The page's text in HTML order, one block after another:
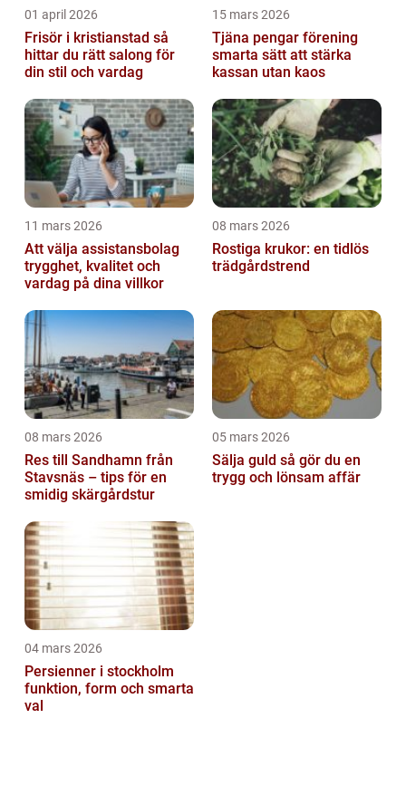
01 april 2026
Frisör i kristianstad så
hittar du rätt salong för
din stil och vardag
15 mars 2026
Tjäna pengar förening
smarta sätt att stärka
kassan utan kaos
11 mars 2026
Att välja assistansbolag
trygghet, kvalitet och
vardag på dina villkor
08 mars 2026
Rostiga krukor: en tidlös
trädgårdstrend
08 mars 2026
Res till Sandhamn från
Stavsnäs – tips för en
smidig skärgårdstur
05 mars 2026
Sälja guld så gör du en
trygg och lönsam affär
04 mars 2026
Persienner i stockholm
funktion, form och smarta
val